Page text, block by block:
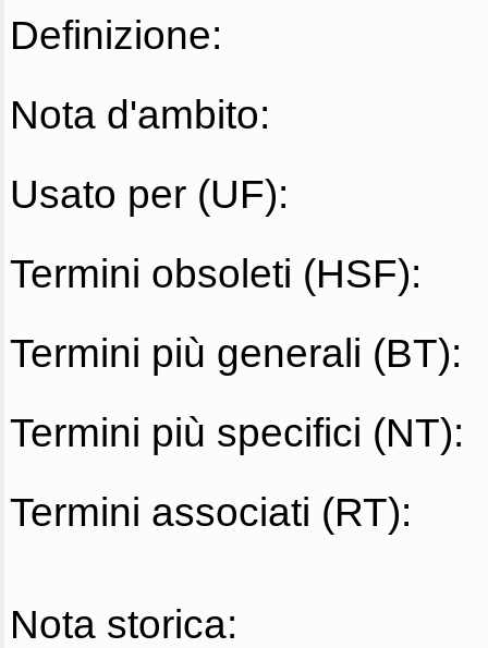
Definizione:
Nota d'ambito:
Usato per (UF):
Termini obsoleti (HSF):
Termini più generali (BT):
Termini più specifici (NT):
Termini associati (RT):
Nota storica: